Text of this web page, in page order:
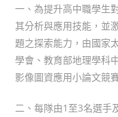
一、為提升高中職學生
其分析與應用技能，並
題之探索能力，由國家
學會、教育部地理學科
影像圖資應用小論文競
二、每隊由1至3名選手